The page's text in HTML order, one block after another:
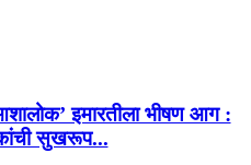
इमारतीला भीषण आग :
सुखरूप...